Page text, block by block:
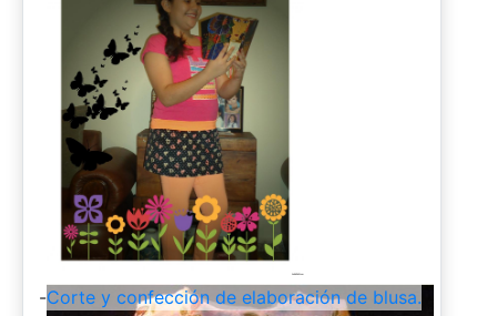
-Corte y confección de elaboración de blusa.